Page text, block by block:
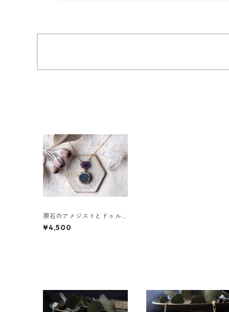
原石のアメジストとドゥル
ージーのネックレス
¥4,500